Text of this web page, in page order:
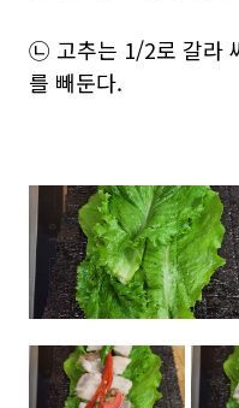
㉡ 고추는 1/2로 갈라
를 빼둔다.